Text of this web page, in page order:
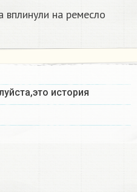
вплинули на ремесло
история